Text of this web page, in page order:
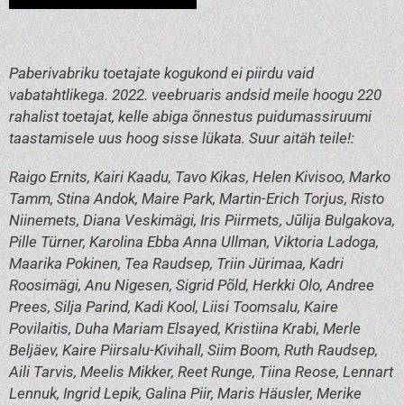
Paberivabriku toetajate kogukond ei piirdu vaid
vabatahtlikega. 2022. veebruaris andsid meile hoogu 220
rahalist toetajat, kelle abiga õnnestus puidumassiruumi
taastamisele uus hoog sisse lükata. Suur aitäh teile!:
Raigo Ernits, Kairi Kaadu, Tavo Kikas, Helen Kivisoo, Marko
Tamm, Stina Andok, Maire Park, Martin-Erich Torjus, Risto
Niinemets, Diana Veskimägi, Iris Piirmets, Jūlija Bulgakova,
Pille Türner, Karolina Ebba Anna Ullman, Viktoria Ladoga,
Maarika Pokinen, Tea Raudsep, Triin Jürimaa, Kadri
Roosimägi, Anu Nigesen, Sigrid Põld, Herkki Olo, Andree
Prees, Silja Parind, Kadi Kool, Liisi Toomsalu, Kaire
Povilaitis, Duha Mariam Elsayed, Kristiina Krabi, Merle
Beljäev, Kaire Piirsalu-Kivihall, Siim Boom, Ruth Raudsep,
Aili Tarvis, Meelis Mikker, Reet Runge, Tiina Reose, Lennart
Lennuk, Ingrid Lepik, Galina Piir, Maris Häusler, Merike